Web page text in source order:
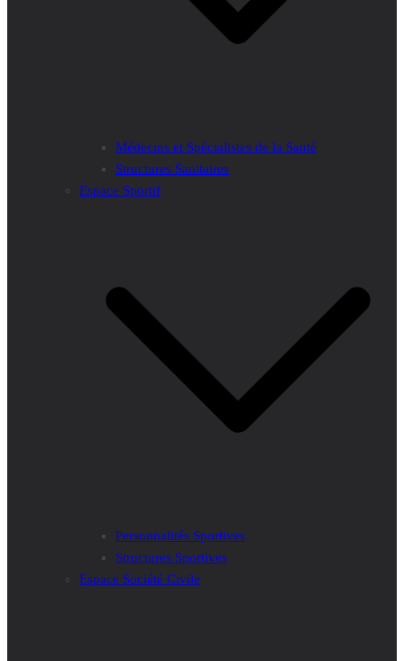
Médecins et Spécialistes de la Santé
Structures Sanitaires
Espace Sportif
Personnalités Sportives
Structures Sportives
Espace Société Civile